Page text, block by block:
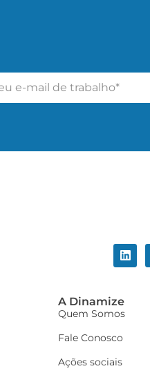
A Dinamize
Quem Somos
Fale Conosco
Ações sociais